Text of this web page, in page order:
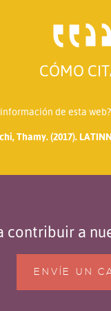
CÓMO
de esta
Thamy. (2017).
contribuir a
ENVÍE UN